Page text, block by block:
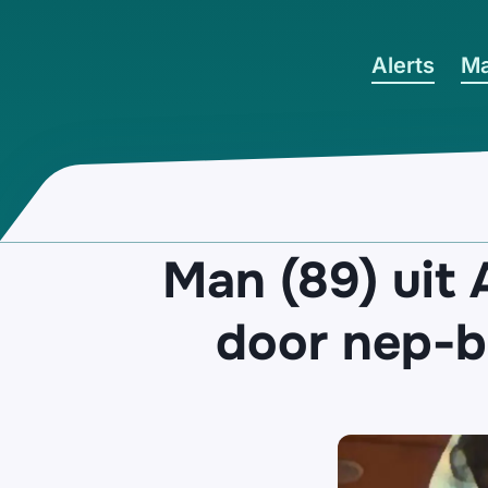
Alerts
Man (89) uit
door nep-